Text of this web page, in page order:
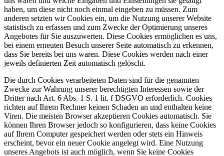
haben, um diese nicht noch einmal eingeben zu müssen. Zum
anderen setzten wir Cookies ein, um die Nutzung unserer Website
statistisch zu erfassen und zum Zwecke der Optimierung unseres
Angebotes für Sie auszuwerten. Diese Cookies ermöglichen es uns,
bei einem erneuten Besuch unserer Seite automatisch zu erkennen,
dass Sie bereits bei uns waren. Diese Cookies werden nach einer
jeweils definierten Zeit automatisch gelöscht.
Die durch Cookies verarbeiteten Daten sind für die genannten
Zwecke zur Wahrung unserer berechtigten Interessen sowie der
Dritter nach Art. 6 Abs. 1 S. 1 lit. f DSGVO erforderlich. Cookies
richten auf Ihrem Rechner keinen Schaden an und enthalten keine
Viren. Die meisten Browser akzeptieren Cookies automatisch. Sie
können Ihren Browser jedoch so konfigurieren, dass keine Cookies
auf Ihrem Computer gespeichert werden oder stets ein Hinweis
erscheint, bevor ein neuer Cookie angelegt wird. Eine Nutzung
unseres Angebots ist auch möglich, wenn Sie keine Cookies